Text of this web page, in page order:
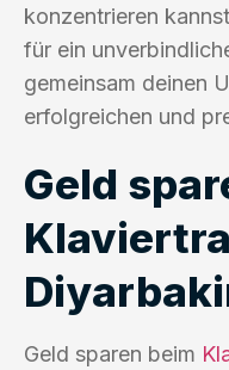
konzentrieren
für ein
gemeinsam deinen
erfolgreichen und
Geld
Geld sparen beim